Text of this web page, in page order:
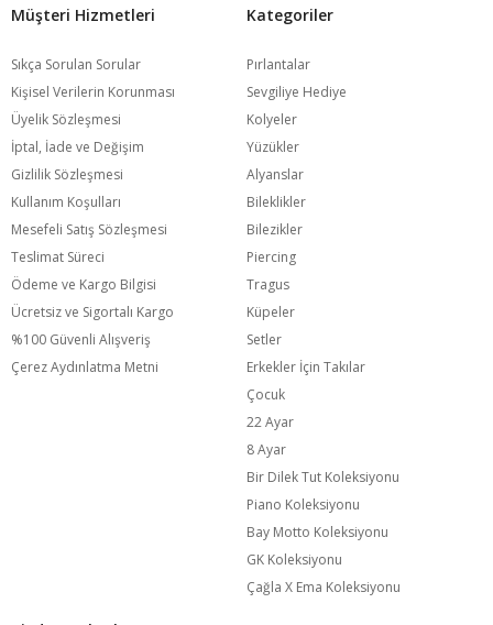
Müşteri Hizmetleri
Sıkça Sorulan Sorular
Kişisel Verilerin Korunması
Üyelik Sözleşmesi
İptal, İade ve Değişim
Gizlilik Sözleşmesi
Kullanım Koşulları
Mesefeli Satış Sözleşmesi
Teslimat Süreci
Ödeme ve Kargo Bilgisi
Ücretsiz ve Sigortalı Kargo
%100 Güvenli Alışveriş
Çerez Aydınlatma Metni
Kategoriler
Pırlantalar
Sevgiliye Hediye
Kolyeler
Yüzükler
Alyanslar
Bileklikler
Bilezikler
Piercing
Tragus
Küpeler
Setler
Erkekler İçin Takılar
Çocuk
22 Ayar
8 Ayar
Bir Dilek Tut Koleksiyonu
Piano Koleksiyonu
Bay Motto Koleksiyonu
GK Koleksiyonu
Çağla X Ema Koleksiyonu